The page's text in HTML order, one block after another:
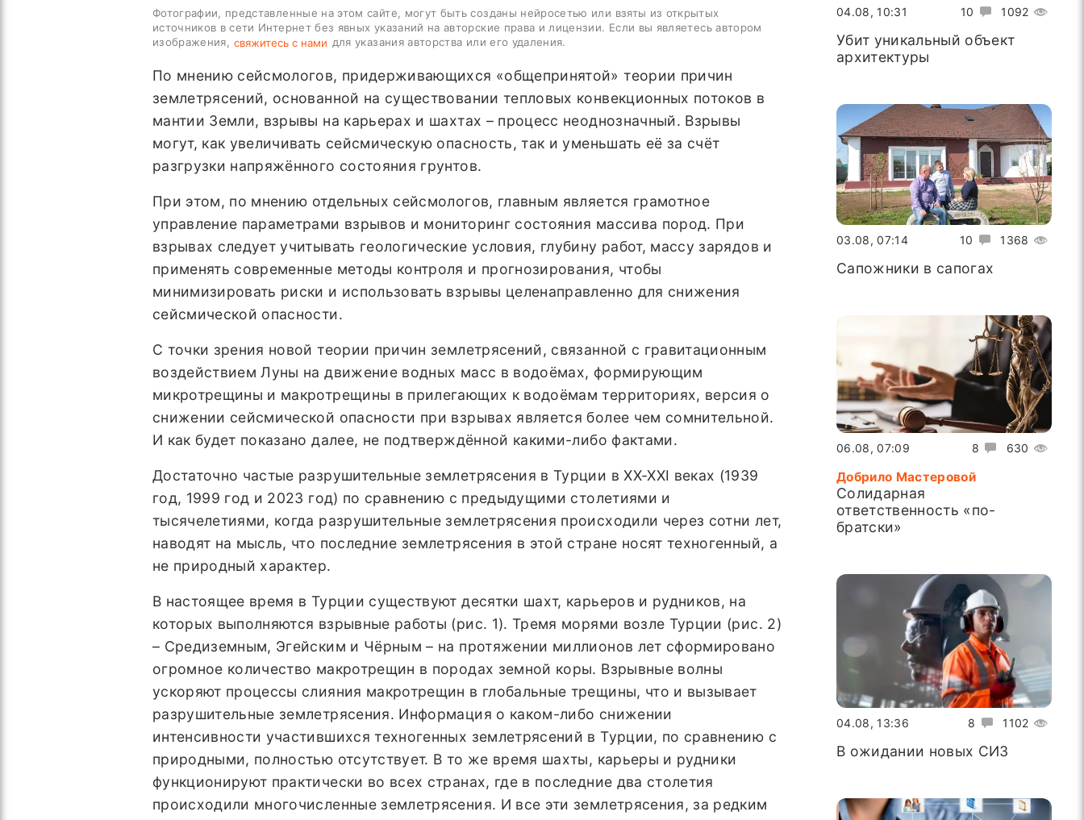
Фотографии, представленные на этом сайте, могут быть созданы нейросетью или взяты из открытых
источников в сети Интернет без явных указаний на авторские права и лицензии. Если вы являетесь автором
изображения, свяжитесь с нами для указания авторства или его удаления.
По мнению сейсмологов, придерживающихся «общепринятой» теории причин
землетрясений, основанной на существовании тепловых конвекционных потоков в
мантии Земли, взрывы на карьерах и шахтах – процесс неоднозначный. Взрывы
могут, как увеличивать сейсмическую опасность, так и уменьшать её за счёт
разгрузки напряжённого состояния грунтов.
При этом, по мнению отдельных сейсмологов, главным является грамотное
управление параметрами взрывов и мониторинг состояния массива пород. При
взрывах следует учитывать геологические условия, глубину работ, массу зарядов и
применять современные методы контроля и прогнозирования, чтобы
минимизировать риски и использовать взрывы целенаправленно для снижения
сейсмической опасности.
С точки зрения новой теории причин землетрясений, связанной с гравитационным
воздействием Луны на движение водных масс в водоёмах, формирующим
микротрещины и макротрещины в прилегающих к водоёмам территориях, версия о
снижении сейсмической опасности при взрывах является более чем сомнительной.
И как будет показано далее, не подтверждённой какими-либо фактами.
Достаточно частые разрушительные землетрясения в Турции в XX-XXI веках (1939
год, 1999 год и 2023 год) по сравнению с предыдущими столетиями и
тысячелетиями, когда разрушительные землетрясения происходили через сотни лет,
наводят на мысль, что последние землетрясения в этой стране носят техногенный, а
не природный характер.
В настоящее время в Турции существуют десятки шахт, карьеров и рудников, на
которых выполняются взрывные работы (рис. 1). Тремя морями возле Турции (рис. 2)
– Средиземным, Эгейским и Чёрным – на протяжении миллионов лет сформировано
огромное количество макротрещин в породах земной коры. Взрывные волны
ускоряют процессы слияния макротрещин в глобальные трещины, что и вызывает
разрушительные землетрясения. Информация о каком-либо снижении
интенсивности участившихся техногенных землетрясений в Турции, по сравнению с
природными, полностью отсутствует. В то же время шахты, карьеры и рудники
функционируют практически во всех странах, где в последние два столетия
происходили многочисленные землетрясения. И все эти землетрясения, за редким
10 1092
04.08, 10:31
Убит уникальный объект
архитектуры
10 1368
03.08, 07:14
Сапожники в сапогах
8 630
06.08, 07:09
Добрило Мастеровой
Солидарная
ответственность «по-
братски»
8 1102
04.08, 13:36
В ожидании новых СИЗ